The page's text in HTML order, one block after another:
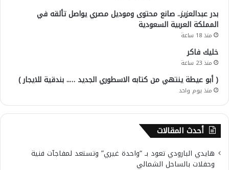
بدر عبدالعزيز.. صانع محتوى وموديل مصري يواصل تألقه في
المملكة العربية السعودية
منذ 18 ساعة
خليك فاكر
منذ 23 ساعة
( أبو عيطة ينتهي من كتابه الاسطوري الجديد ….. بندقية للايجار )
منذ يوم واحد
أحدث المقالات
هايدي البارودي تعود بـ “واحدة غيري” وتستعد لمفاجآت فنية
وحفلات بالساحل الشمالي